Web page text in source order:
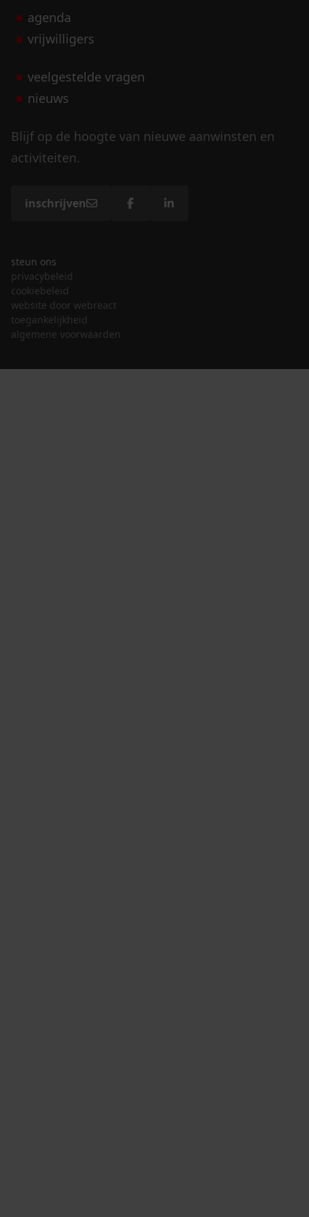
agenda
vrijwilligers
veelgestelde vragen
nieuws
Blijf op de hoogte van nieuwe aanwinsten en
activiteiten.
inschrijven
steun ons
privacybeleid
cookiebeleid
website door webreact
toegankelijkheid
algemene voorwaarden